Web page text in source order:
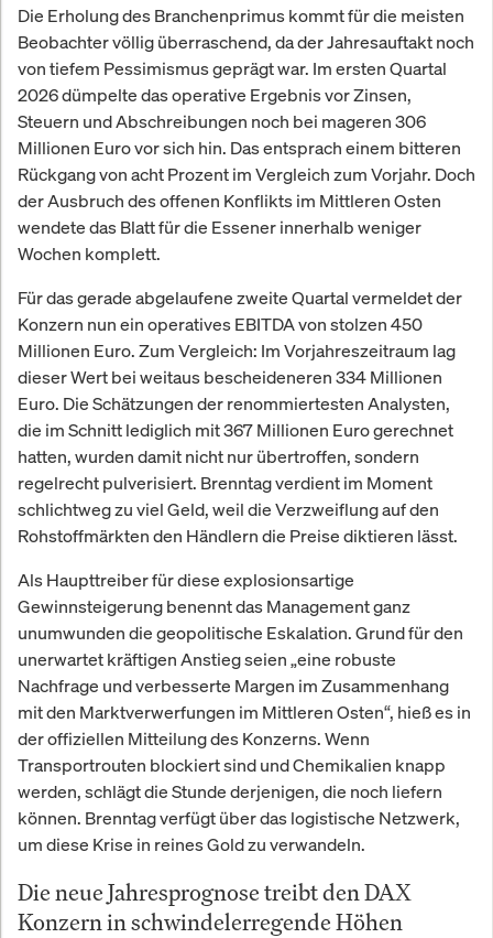
Die Erholung des Branchenprimus kommt für die meisten
Beobachter völlig überraschend, da der Jahresauftakt noch
von tiefem Pessimismus geprägt war. Im ersten Quartal
2026 dümpelte das operative Ergebnis vor Zinsen,
Steuern und Abschreibungen noch bei mageren 306
Millionen Euro vor sich hin. Das entsprach einem bitteren
Rückgang von acht Prozent im Vergleich zum Vorjahr. Doch
der Ausbruch des offenen Konflikts im Mittleren Osten
wendete das Blatt für die Essener innerhalb weniger
Wochen komplett.
Für das gerade abgelaufene zweite Quartal vermeldet der
Konzern nun ein operatives EBITDA von stolzen 450
Millionen Euro. Zum Vergleich: Im Vorjahreszeitraum lag
dieser Wert bei weitaus bescheideneren 334 Millionen
Euro. Die Schätzungen der renommiertesten Analysten,
die im Schnitt lediglich mit 367 Millionen Euro gerechnet
hatten, wurden damit nicht nur übertroffen, sondern
regelrecht pulverisiert. Brenntag verdient im Moment
schlichtweg zu viel Geld, weil die Verzweiflung auf den
Rohstoffmärkten den Händlern die Preise diktieren lässt.
Als Haupttreiber für diese explosionsartige
Gewinnsteigerung benennt das Management ganz
unumwunden die geopolitische Eskalation. Grund für den
unerwartet kräftigen Anstieg seien „eine robuste
Nachfrage und verbesserte Margen im Zusammenhang
mit den Marktverwerfungen im Mittleren Osten“, hieß es in
der offiziellen Mitteilung des Konzerns. Wenn
Transportrouten blockiert sind und Chemikalien knapp
werden, schlägt die Stunde derjenigen, die noch liefern
können. Brenntag verfügt über das logistische Netzwerk,
um diese Krise in reines Gold zu verwandeln.
Die neue Jahresprognose treibt den DAX
Konzern in schwindelerregende Höhen